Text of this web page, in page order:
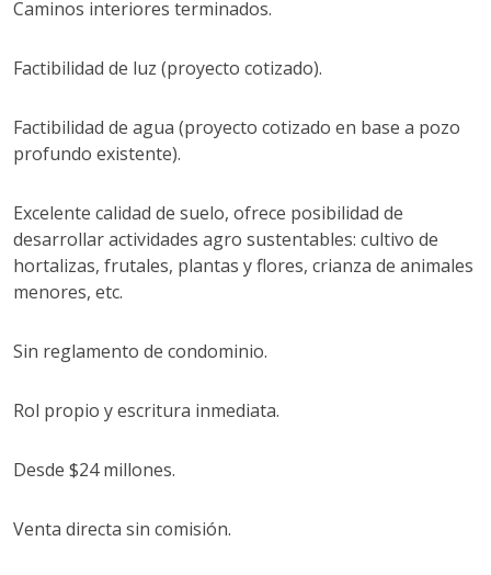
Caminos interiores terminados.
Factibilidad de luz (proyecto cotizado).
Factibilidad de agua (proyecto cotizado en base a pozo
profundo existente).
Excelente calidad de suelo, ofrece posibilidad de
desarrollar actividades agro sustentables: cultivo de
hortalizas, frutales, plantas y flores, crianza de animales
menores, etc.
Sin reglamento de condominio.
Rol propio y escritura inmediata.
Desde $24 millones.
Venta directa sin comisión.